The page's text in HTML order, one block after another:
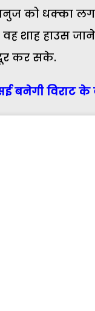
को धक्का
वह शाह हाउस
कर सके.
बनेगी विराट